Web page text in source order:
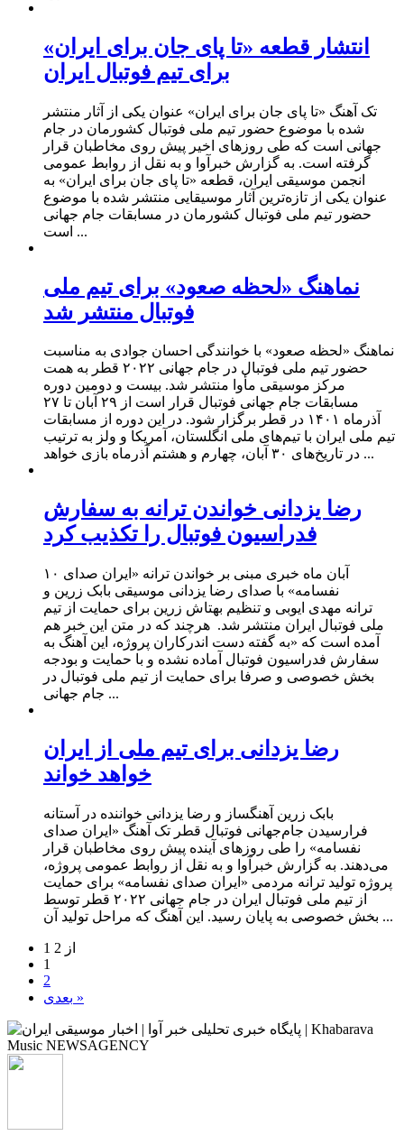
انتشار قطعه «تا پای جان برای ایران»
برای تیم فوتبال ایران
تک آهنگ «تا پای جان برای ایران» عنوان یکی از آثار منتشر
شده با موضوع حضور تیم ملی فوتبال کشورمان در جام
جهانی است که طی روزهای اخیر پیش روی مخاطبان قرار
گرفته است. به گزارش خبرآوا و به نقل از روابط عمومی
انجمن موسیقی ایران، قطعه «تا پای جان برای ایران» به
عنوان یکی از تازه‌ترین آثار موسیقایی منتشر شده با موضوع
حضور تیم ملی فوتبال کشورمان در مسابقات جام جهانی
است ...
نماهنگ «لحظه صعود» برای تیم ملی
فوتبال منتشر شد
نماهنگ «لحظه صعود» با خوانندگی احسان جوادی به مناسبت
حضور تیم ملی فوتبال در جام جهانی ۲۰۲۲ قطر به همت
مرکز موسیقی مأوا منتشر شد. بیست ‌و دومین دوره
مسابقات جام جهانی فوتبال قرار است از ۲۹ آبان تا ۲۷
آذرماه ۱۴۰۱ در قطر برگزار شود. در این دوره از مسابقات
تیم ملی ایران با تیم‌های ملی انگلستان، آمریکا و ولز به ترتیب
در تاریخ‌های ۳۰ آبان، چهارم و هشتم آذرماه بازی خواهد ...
رضا یزدانی خواندن ترانه به سفارش
فدراسیون فوتبال را تکذیب کرد
۱۰ آبان ماه خبری مبنی بر خواندن ترانه «ایران صدای
نفسامه» با صدای رضا یزدانی موسیقی بابک زرین و
ترانه مهدی ایوبی و تنظیم بهتاش زرین برای حمایت از تیم
ملی فوتبال ایران منتشر شد. هرچند که در متن این خبر هم
آمده است که «به گفته دست اندرکاران پروژه، این آهنگ به
سفارش فدراسیون فوتبال آماده نشده و با حمایت و بودجه
بخش خصوصی و صرفا برای حمایت از تیم ملی فوتبال در
جام جهانی ...
رضا یزدانی برای تیم ملی از ایران
خواهد خواند
بابک زرین آهنگساز و رضا یزدانی خواننده در آستانه
فرارسیدن جام‌جهانی فوتبال قطر تک آهنگ «ایران صدای
نفسامه» را طی روزهای آینده پیش روی مخاطبان قرار
می‌دهند. به گزارش خبرآوا و به نقل از روابط عمومی پروژه،
پروژه تولید ترانه مردمی «ایران صدای نفسامه» برای حمایت
از تیم ملی فوتبال ایران در جام جهانی ۲۰۲۲ قطر توسط
بخش خصوصی به پایان رسید. این آهنگ که مراحل تولید آن ...
1 از 2
1
2
بعدی »